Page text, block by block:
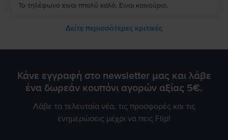
Το τηλέφωνο ειναι ππολύ καλό. Ειναι καινούριο.
Δείτε περισσότερες κριτικές
Κάνε εγγραφή στο newsletter μας και λάβε
ένα δωρεάν κουπόνι αγορών αξίας 5€.
Λάβε τα τελευταία νέα, τις προσφορές και τις
ενημερώσεις μέχρι να πεις Flip!